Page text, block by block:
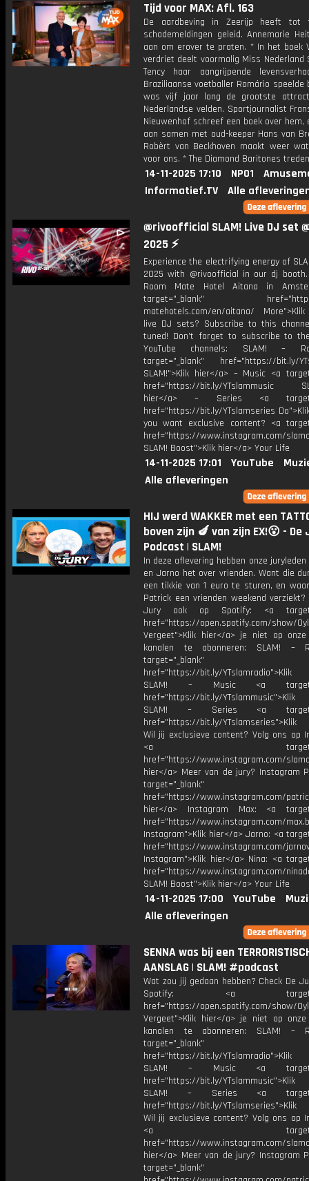
Tijd voor MAX: Afl. 163
De aardbeving in Zeerijp heeft tot
schademeldingen geleid. Annemarie
aan om erover te praten. * In het boek
verdriet deelt voormalig Miss Nederland
Tency haar aangrijpende
Braziliaanse voetballer Romário speelde
was vijf jaar lang de grootste
Nederlandse velden. Sportjournalist
Nieuwenhof schreef een boek over hem,
aan samen met oud-keeper Hans van
Robèrt van Beckhoven maakt weer
voor ons. * The Diamond Baritones
14-11-2025 17:10 NPO1
Informatief.TV
Alle
​@rivoofficial SLAM! Live DJ set
2025 ⚡
Experience the electrifying energy of
2025 with @rivoofficial in our dj booth.
Room Mate Hotel Aitana in
target="_blank"
matehotels.com/en/aitana/
live DJ sets? Subscribe to this
tuned! Don’t forget to subscribe to
YouTube channels: SLAM! –
target="_blank" href="https://bit.ly/
SLAM!">Klik hier</a> – Music <a
href="https://bit.ly/YTslammusic
hier</a> – Series <a
href="https://bit.ly/YTslamseries
you want exclusive content? <a
href="https://www.instagram.com/
SLAM! Boost">Klik hier</a> Your Life
14-11-2025 17:01 YouTube
Alle afleveringen
HIJ werd WAKKER met een
boven zijn 🍆 van zijn EX!😮 - De
Podcast | SLAM!
In deze aflevering hebben onze juryleden
en Jarno het over vrienden. Want die
een tikkie van 1 euro te sturen, en
Patrick een vrienden weekend verziekt?
Jury ook op Spotify: <a
href="https://open.spotify.com/show/
Vergeet">Klik hier</a> je niet op onze
kanalen te abonneren: SLAM! –
target="_blank"
href="https://bit.ly/
SLAM! – Music <a
href="https://bit.ly/
SLAM! – Series <a
href="https://bit.ly/
Wil jij exclusieve content? Volg ons op
<a
href="https://www.instagram.com/
hier</a> Meer van de jury? Instagram
target="_blank"
href="https://www.instagram.com/
hier</a> Instagram Max: <a
href="https://www.instagram.com/
Instagram">Klik hier</a> Jarno: <a
href="https://www.instagram.com/
Instagram">Klik hier</a> Nina: <a
href="https://www.instagram.com/
SLAM! Boost">Klik hier</a> Your Life
14-11-2025 17:00 YouTube
Alle afleveringen
SENNA was bij een
AANSLAG | SLAM! #podcast
Wat zou jij gedaan hebben? Check De
Spotify: <a
href="https://open.spotify.com/show/
Vergeet">Klik hier</a> je niet op onze
kanalen te abonneren: SLAM! –
target="_blank"
href="https://bit.ly/
SLAM! – Music <a
href="https://bit.ly/
SLAM! – Series <a
href="https://bit.ly/
Wil jij exclusieve content? Volg ons op
<a
href="https://www.instagram.com/
hier</a> Meer van de jury? Instagram
target="_blank"